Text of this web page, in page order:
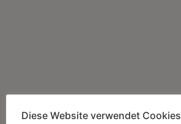
Diese Website verwendet Cookies